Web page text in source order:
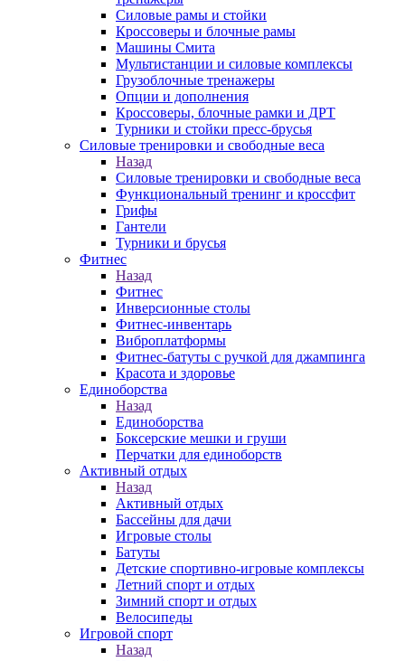
Силовые рамы и стойки
Кроссоверы и блочные рамы
Машины Смита
Мультистанции и силовые комплексы
Грузоблочные тренажеры
Опции и дополнения
Кроссоверы, блочные рамки и ДРТ
Турники и стойки пресс-брусья
Силовые тренировки и свободные веса
Назад
Силовые тренировки и свободные веса
Функциональный тренинг и кроссфит
Грифы
Гантели
Турники и брусья
Фитнес
Назад
Фитнес
Инверсионные столы
Фитнес-инвентарь
Виброплатформы
Фитнес-батуты с ручкой для джампинга
Красота и здоровье
Единоборства
Назад
Единоборства
Боксерские мешки и груши
Перчатки для единоборств
Активный отдых
Назад
Активный отдых
Бассейны для дачи
Игровые столы
Батуты
Детские спортивно-игровые комплексы
Летний спорт и отдых
Зимний спорт и отдых
Велосипеды
Игровой спорт
Назад